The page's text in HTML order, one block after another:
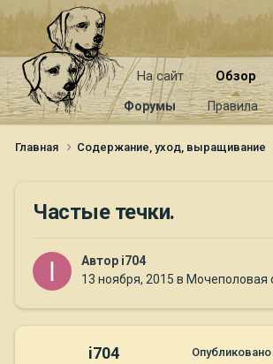
На сайт Обзор
Форумы Правила
Главная Содержание, уход, выращивание
Частые течки.
Автор i704
13 ноября, 2015 в Мочеполовая
i704 Опубликовано